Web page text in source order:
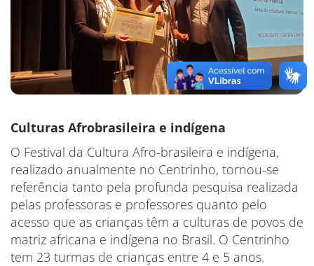
Culturas Afrobrasileira e indígena
O Festival da Cultura Afro-brasileira e indígena,
realizado anualmente no Centrinho, tornou-se
referência tanto pela profunda pesquisa realizada
pelas professoras e professores quanto pelo
acesso que as crianças têm a culturas de povos de
matriz africana e indígena no Brasil. O Centrinho
tem 23 turmas de crianças entre 4 e 5 anos.